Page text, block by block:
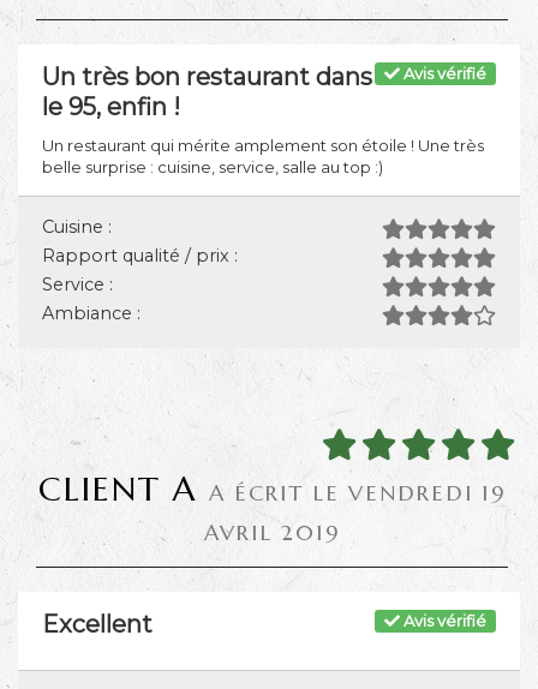
Avis vérifié
Un très bon restaurant dans
le 95, enfin !
Un restaurant qui mérite amplement son étoile ! Une très
belle surprise : cuisine, service, salle au top :)
Cuisine :
Rapport qualité / prix :
Service :
Ambiance :
CLIENT A A ÉCRIT LE VENDREDI 19
AVRIL 2019
Avis vérifié
Excellent